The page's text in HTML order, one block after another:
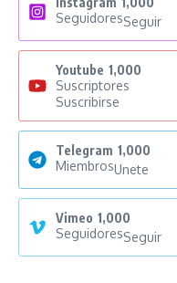
SeguidoresSeguir
Youtube 1,000
Suscriptores
Suscribirse
Telegram 1,000
MiembrosUnete
Vimeo 1,000
SeguidoresSeguir